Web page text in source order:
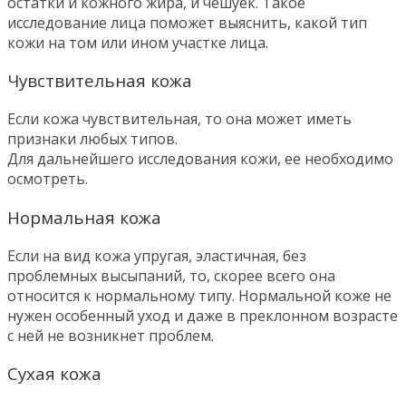
исследование лица поможет выяснить, какой тип
кожи на том или ином участке лица.
Чувствительная кожа
Если кожа чувствительная, то она может иметь
признаки любых типов.
Для дальнейшего исследования кожи, ее необходимо
осмотреть.
Нормальная кожа
Если на вид кожа упругая, эластичная, без
проблемных высыпаний, то, скорее всего она
относится к нормальному типу. Нормальной коже не
нужен особенный уход и даже в преклонном возрасте
с ней не возникнет проблем.
Сухая кожа